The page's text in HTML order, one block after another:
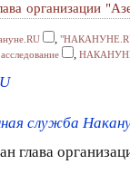
организации
,
,
служба
глава